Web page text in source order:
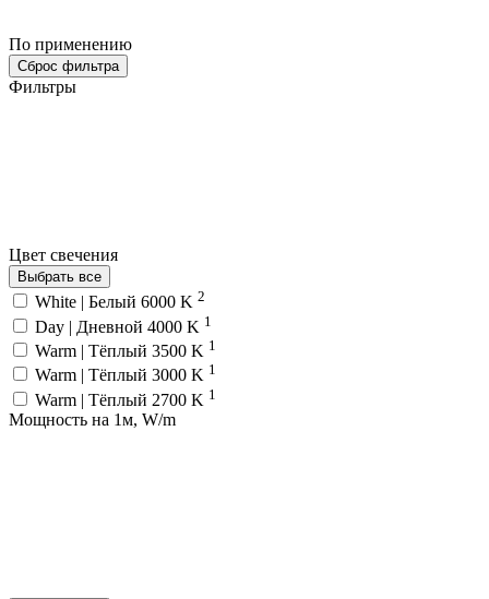
По применению
Сброс фильтра
Фильтры
Цвет свечения
Выбрать все
White | Белый 6000 K 2
Day | Дневной 4000 K 1
Warm | Тёплый 3500 K 1
Warm | Тёплый 3000 K 1
Warm | Тёплый 2700 K 1
Мощность на 1м, W/m